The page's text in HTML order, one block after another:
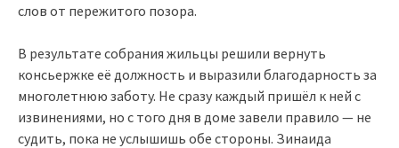
слов от пережитого позора.
В результате собрания жильцы решили вернуть
консьержке её должность и выразили благодарность за
многолетнюю заботу. Не сразу каждый пришёл к ней с
извинениями, но с того дня в доме завели правило — не
судить, пока не услышишь обе стороны. Зинаида